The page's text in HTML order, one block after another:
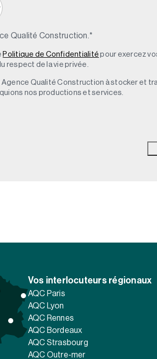
Qualité Construction.*
Politique de Confidentialité pour exercez
respect de la vie privée.
Qualité Construction à stocker et
nos productions et services.
Vos interlocuteurs régionaux
AQC Paris
AQC Lyon
AQC Rennes
AQC Bordeaux
AQC Strasbourg
AQC Outre-mer